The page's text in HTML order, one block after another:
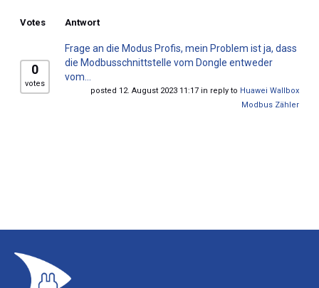
Votes Antwort
0
votes
Frage an die Modus Profis, mein Problem ist ja, dass
die Modbusschnittstelle vom Dongle entweder
vom...
posted 12. August 2023 11:17 in reply to Huawei Wallbox
Modbus Zähler